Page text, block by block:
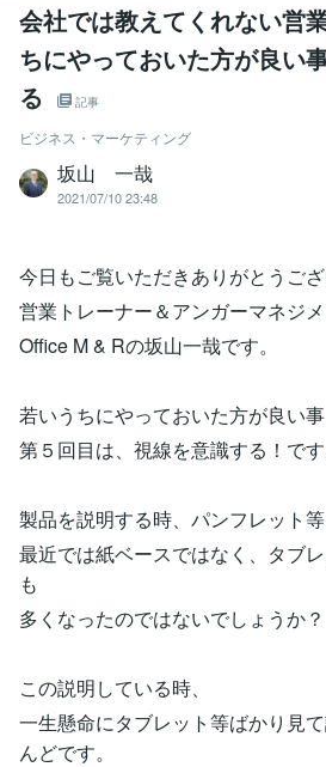
会社では教えてくれない
ちにやっておいた方が良い
る
記事
ビジネス・マーケティング
坂山 一哉
2021/07/10 23:48
今日もご覧いただきありがとうござ
営業トレーナー＆アンガーマネジ
Office M & Rの坂山一哉です。
若いうちにやっておいた方が良い事
第５回目は、視線を意識する！です
製品を説明する時、パンフレット等
最近では紙ベースではなく、タブ
も
多くなったのではないでしょうか？
この説明している時、
一生懸命にタブレット等ばかり見
んどです。